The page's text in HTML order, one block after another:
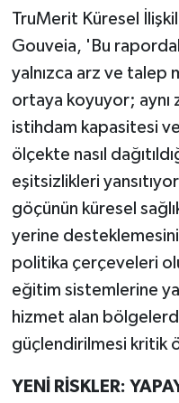
TruMerit Küresel
Gouveia, 'Bu
yalnızca arz ve talep
ortaya koyuyor; aynı
istihdam kapasitesi ve
ölçekte nasıl
eşitsizlikleri
göçünün küresel
yerine
politika çerçeveleri
eğitim sistemlerine
hizmet alan
güçlendirilmesi kritik
YENİ RİSKLER: